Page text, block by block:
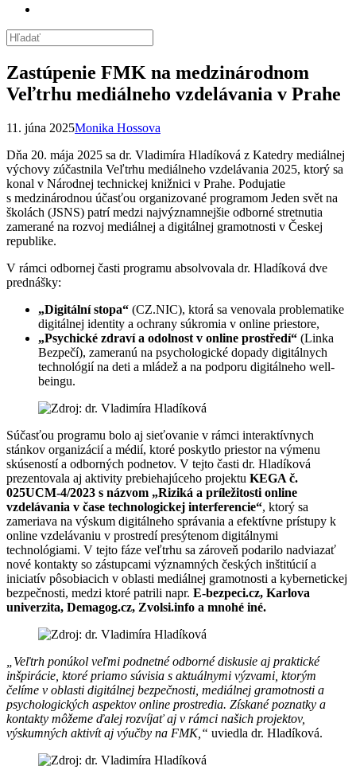
Zastúpenie FMK na medzinárodnom
Veľtrhu mediálneho vzdelávania v Prahe
11. júna 2025Monika Hossova
Dňa 20. mája 2025 sa dr. Vladimíra Hladíková z Katedry mediálnej
výchovy zúčastnila Veľtrhu mediálneho vzdelávania 2025, ktorý sa
konal v Národnej technickej knižnici v Prahe. Podujatie
s medzinárodnou účasťou organizované programom Jeden svět na
školách (JSNS) patrí medzi najvýznamnejšie odborné stretnutia
zamerané na rozvoj mediálnej a digitálnej gramotnosti v Českej
republike.
V rámci odbornej časti programu absolvovala dr. Hladíková dve
prednášky:
„Digitální stopa“ (CZ.NIC), ktorá sa venovala problematike
digitálnej identity a ochrany súkromia v online priestore,
„Psychické zdraví a odolnost v online prostředí“ (Linka
Bezpečí), zameranú na psychologické dopady digitálnych
technológií na deti a mládež a na podporu digitálneho well-
beingu.
Súčasťou programu bolo aj sieťovanie v rámci interaktívnych
stánkov organizácií a médií, ktoré poskytlo priestor na výmenu
skúseností a odborných podnetov. V tejto časti dr. Hladíková
prezentovala aj aktivity prebiehajúceho projektu KEGA č.
025UCM-4/2023 s názvom „Riziká a príležitosti online
vzdelávania v čase technologickej interferencie“, ktorý sa
zameriava na výskum digitálneho správania a efektívne prístupy k
online vzdelávaniu v prostredí presýtenom digitálnymi
technológiami. V tejto fáze veľtrhu sa zároveň podarilo nadviazať
nové kontakty so zástupcami významných českých inštitúcií a
iniciatív pôsobiacich v oblasti mediálnej gramotnosti a kybernetickej
bezpečnosti, medzi ktoré patrili napr. E-bezpeci.cz, Karlova
univerzita, Demagog.cz, Zvolsi.info a mnohé iné.
„Veľtrh ponúkol veľmi podnetné odborné diskusie aj praktické
inšpirácie, ktoré priamo súvisia s aktuálnymi výzvami, ktorým
čelíme v oblasti digitálnej bezpečnosti, mediálnej gramotnosti a
psychologických aspektov online prostredia. Získané poznatky a
kontakty môžeme ďalej rozvíjať aj v rámci našich projektov,
výskumných aktivít aj výučby na FMK,“ uviedla dr. Hladíková.